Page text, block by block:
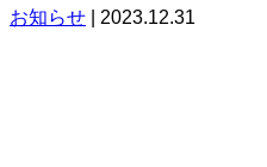
お知らせ 2023.12.31